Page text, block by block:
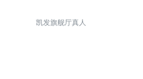
凯发旗舰厅真人